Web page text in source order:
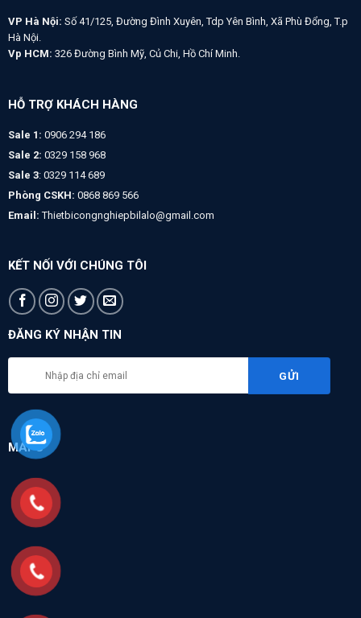
VP Hà Nội: Số 41/125, Đường Đình Xuyên, Tdp Yên Bình, Xã Phù Đổng, T.p
Hà Nội.
Vp HCM: 326 Đường Bình Mỹ, Củ Chi, Hồ Chí Minh.
HỖ TRỢ KHÁCH HÀNG
Sale 1: 0906 294 186
Sale 2: 0329 158 968
Sale 3: 0329 114 689
Phòng CSKH: 0868 869 566
Email: Thietbicongnghiepbilalo@gmail.com
KẾT NỐI VỚI CHÚNG TÔI
ĐĂNG KÝ NHẬN TIN
MAPS